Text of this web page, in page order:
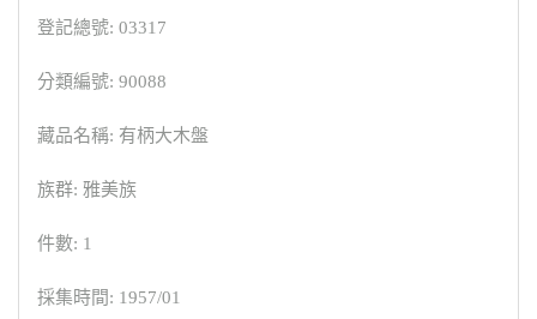
登記總號: 03317
分類編號: 90088
藏品名稱: 有柄大木盤
族群: 雅美族
件數: 1
採集時間: 1957/01